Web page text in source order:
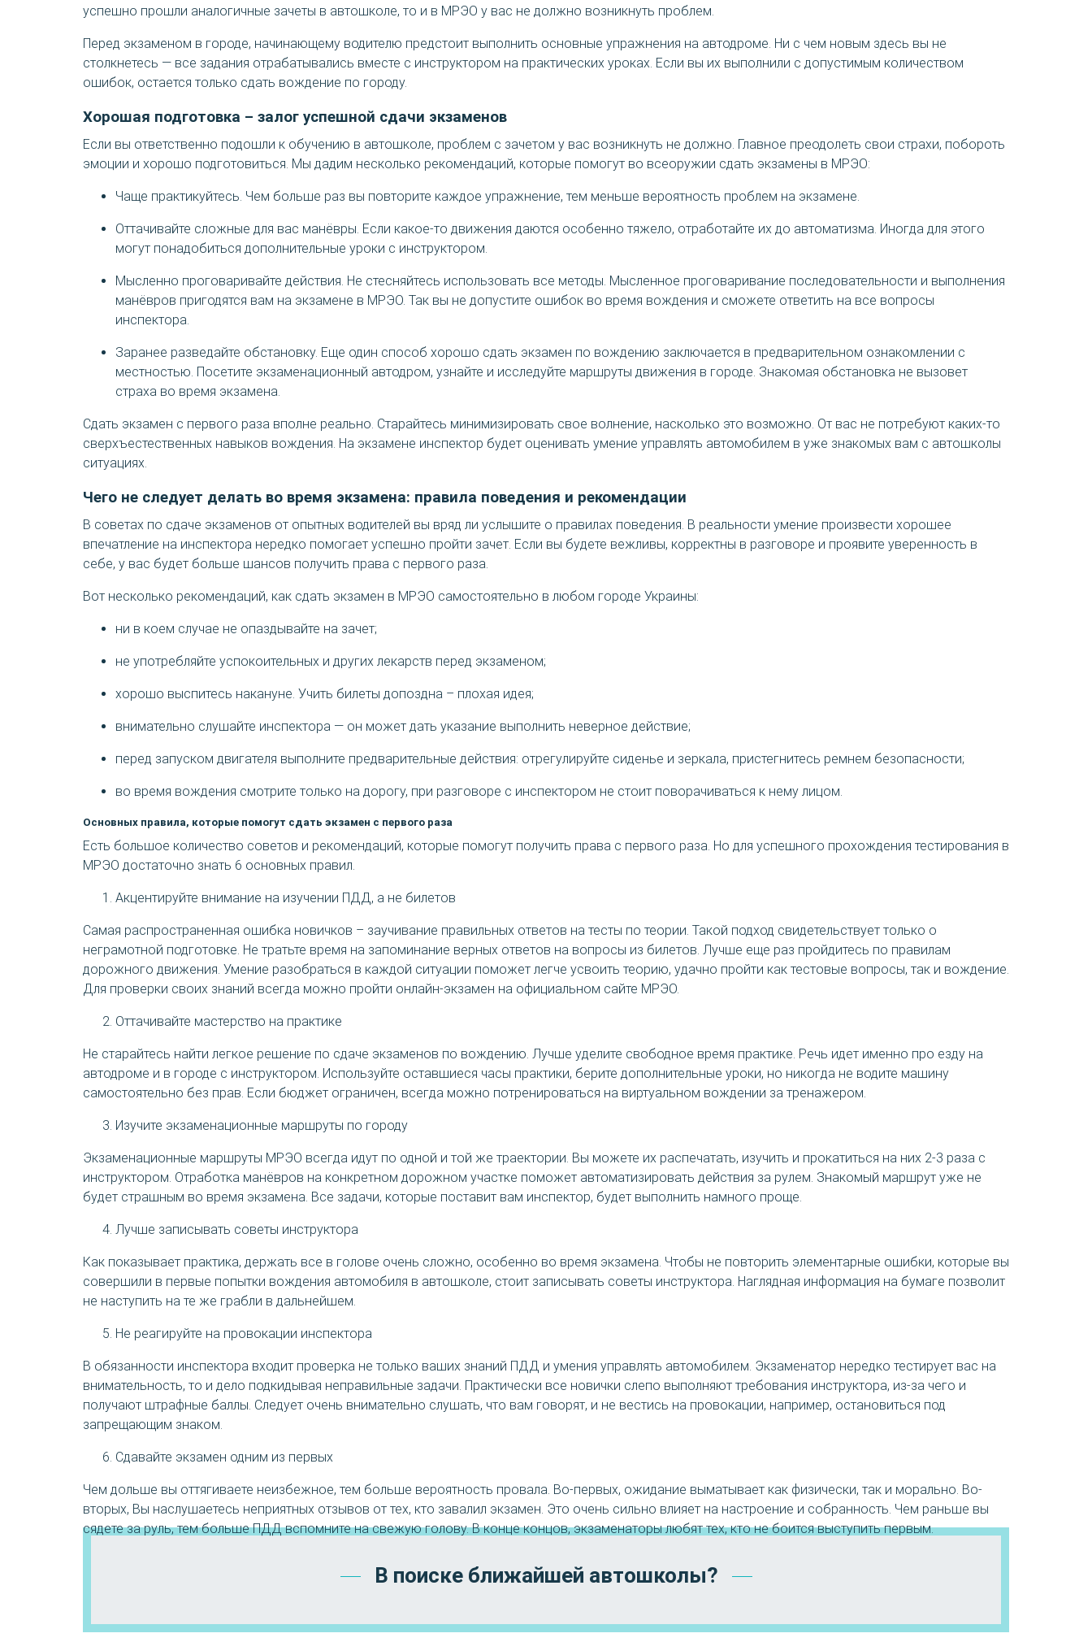
успешно прошли аналогичные зачеты в автошколе, то и в МРЭО у вас не должно возникнуть проблем.
Перед экзаменом в городе, начинающему водителю предстоит выполнить основные упражнения на автодроме. Ни с чем новым здесь вы не
столкнетесь — все задания отрабатывались вместе с инструктором на практических уроках. Если вы их выполнили с допустимым количеством
ошибок, остается только сдать вождение по городу.
Хорошая подготовка – залог успешной сдачи экзаменов
Если вы ответственно подошли к обучению в автошколе, проблем с зачетом у вас возникнуть не должно. Главное преодолеть свои страхи, побороть
эмоции и хорошо подготовиться. Мы дадим несколько рекомендаций, которые помогут во всеоружии сдать экзамены в МРЭО:
Чаще практикуйтесь. Чем больше раз вы повторите каждое упражнение, тем меньше вероятность проблем на экзамене.
Оттачивайте сложные для вас манёвры. Если какое-то движения даются особенно тяжело, отработайте их до автоматизма. Иногда для этого
могут понадобиться дополнительные уроки с инструктором.
Мысленно проговаривайте действия. Не стесняйтесь использовать все методы. Мысленное проговаривание последовательности и выполнения
манёвров пригодятся вам на экзамене в МРЭО. Так вы не допустите ошибок во время вождения и сможете ответить на все вопросы
инспектора.
Заранее разведайте обстановку. Еще один способ хорошо сдать экзамен по вождению заключается в предварительном ознакомлении с
местностью. Посетите экзаменационный автодром, узнайте и исследуйте маршруты движения в городе. Знакомая обстановка не вызовет
страха во время экзамена.
Сдать экзамен с первого раза вполне реально. Старайтесь минимизировать свое волнение, насколько это возможно. От вас не потребуют каких-то
сверхъестественных навыков вождения. На экзамене инспектор будет оценивать умение управлять автомобилем в уже знакомых вам с автошколы
ситуациях.
Чего не следует делать во время экзамена: правила поведения и рекомендации
В советах по сдаче экзаменов от опытных водителей вы вряд ли услышите о правилах поведения. В реальности умение произвести хорошее
впечатление на инспектора нередко помогает успешно пройти зачет. Если вы будете вежливы, корректны в разговоре и проявите уверенность в
себе, у вас будет больше шансов получить права с первого раза.
Вот несколько рекомендаций, как сдать экзамен в МРЭО самостоятельно в любом городе Украины:
ни в коем случае не опаздывайте на зачет;
не употребляйте успокоительных и других лекарств перед экзаменом;
хорошо выспитесь накануне. Учить билеты допоздна – плохая идея;
внимательно слушайте инспектора — он может дать указание выполнить неверное действие;
перед запуском двигателя выполните предварительные действия: отрегулируйте сиденье и зеркала, пристегнитесь ремнем безопасности;
во время вождения смотрите только на дорогу, при разговоре с инспектором не стоит поворачиваться к нему лицом.
Основных правила, которые помогут сдать экзамен с первого раза
Есть большое количество советов и рекомендаций, которые помогут получить права с первого раза. Но для успешного прохождения тестирования в
МРЭО достаточно знать 6 основных правил.
Акцентируйте внимание на изучении ПДД, а не билетов
Самая распространенная ошибка новичков – заучивание правильных ответов на тесты по теории. Такой подход свидетельствует только о
неграмотной подготовке. Не тратьте время на запоминание верных ответов на вопросы из билетов. Лучше еще раз пройдитесь по правилам
дорожного движения. Умение разобраться в каждой ситуации поможет легче усвоить теорию, удачно пройти как тестовые вопросы, так и вождение.
Для проверки своих знаний всегда можно пройти онлайн-экзамен на официальном сайте МРЭО.
Оттачивайте мастерство на практике
Не старайтесь найти легкое решение по сдаче экзаменов по вождению. Лучше уделите свободное время практике. Речь идет именно про езду на
автодроме и в городе с инструктором. Используйте оставшиеся часы практики, берите дополнительные уроки, но никогда не водите машину
самостоятельно без прав. Если бюджет ограничен, всегда можно потренироваться на виртуальном вождении за тренажером.
Изучите экзаменационные маршруты по городу
Экзаменационные маршруты МРЭО всегда идут по одной и той же траектории. Вы можете их распечатать, изучить и прокатиться на них 2-3 раза с
инструктором. Отработка манёвров на конкретном дорожном участке поможет автоматизировать действия за рулем. Знакомый маршрут уже не
будет страшным во время экзамена. Все задачи, которые поставит вам инспектор, будет выполнить намного проще.
Лучше записывать советы инструктора
Как показывает практика, держать все в голове очень сложно, особенно во время экзамена. Чтобы не повторить элементарные ошибки, которые вы
совершили в первые попытки вождения автомобиля в автошколе, стоит записывать советы инструктора. Наглядная информация на бумаге позволит
не наступить на те же грабли в дальнейшем.
Не реагируйте на провокации инспектора
В обязанности инспектора входит проверка не только ваших знаний ПДД и умения управлять автомобилем. Экзаменатор нередко тестирует вас на
внимательность, то и дело подкидывая неправильные задачи. Практически все новички слепо выполняют требования инструктора, из-за чего и
получают штрафные баллы. Следует очень внимательно слушать, что вам говорят, и не вестись на провокации, например, остановиться под
запрещающим знаком.
Сдавайте экзамен одним из первых
Чем дольше вы оттягиваете неизбежное, тем больше вероятность провала. Во-первых, ожидание выматывает как физически, так и морально. Во-
вторых, Вы наслушаетесь неприятных отзывов от тех, кто завалил экзамен. Это очень сильно влияет на настроение и собранность. Чем раньше вы
сядете за руль, тем больше ПДД вспомните на свежую голову. В конце концов, экзаменаторы любят тех, кто не боится выступить первым.
В поиске ближайшей автошколы?